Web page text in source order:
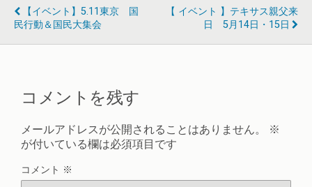
【イベント】5.11東京 国
民行動＆国民大集会
【 イベント 】テキサス親父来
日 5月14日・15日
コメントを残す
メールアドレスが公開されることはありません。
※
が付いている欄は必須項目です
コメント ※